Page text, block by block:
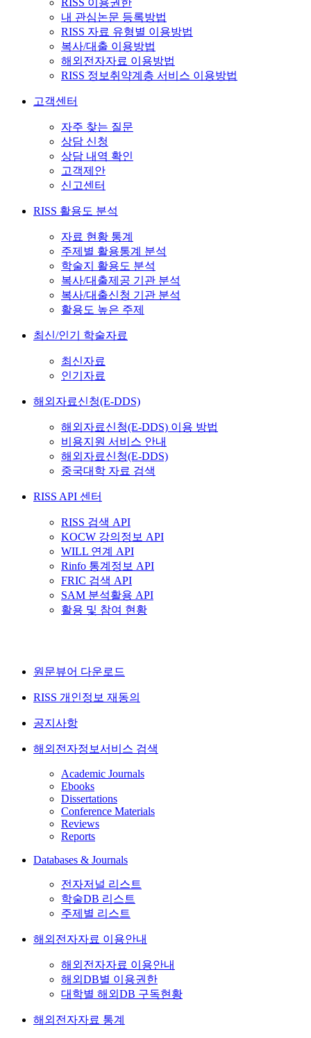
RISS 이용권한
내 관심논문 등록방법
RISS 자료 유형별 이용방법
복사/대출 이용방법
해외전자자료 이용방법
RISS 정보취약계층 서비스 이용방법
고객센터
자주 찾는 질문
상담 신청
상담 내역 확인
고객제안
신고센터
RISS 활용도 분석
자료 현황 통계
주제별 활용통계 분석
학술지 활용도 분석
복사/대출제공 기관 분석
복사/대출신청 기관 분석
활용도 높은 주제
최신/인기 학술자료
최신자료
인기자료
해외자료신청(E-DDS)
해외자료신청(E-DDS) 이용 방법
비용지원 서비스 안내
해외자료신청(E-DDS)
중국대학 자료 검색
RISS API 센터
RISS 검색 API
KOCW 강의정보 API
WILL 연계 API
Rinfo 통계정보 API
FRIC 검색 API
SAM 분석활용 API
활용 및 참여 현황
원문뷰어 다운로드
RISS 개인정보 재동의
공지사항
해외전자정보서비스 검색
Academic Journals
Ebooks
Dissertations
Conference Materials
Reviews
Reports
Databases & Journals
전자저널 리스트
학술DB 리스트
주제별 리스트
해외전자자료 이용안내
해외전자자료 이용안내
해외DB별 이용권한
대학별 해외DB 구독현황
해외전자자료 통계